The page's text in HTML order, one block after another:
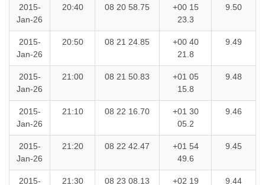
2015-
Jan-26
20:40 08 20 58.75
+00 15
23.3
9.50
2015-
Jan-26
20:50 08 21 24.85
+00 40
21.8
9.49
2015-
Jan-26
21:00 08 21 50.83
+01 05
15.8
9.48
2015-
Jan-26
21:10 08 22 16.70
+01 30
05.2
9.46
2015-
Jan-26
21:20 08 22 42.47
+01 54
49.6
9.45
2015-
21:30 08 23 08.13
+02 19
9.44